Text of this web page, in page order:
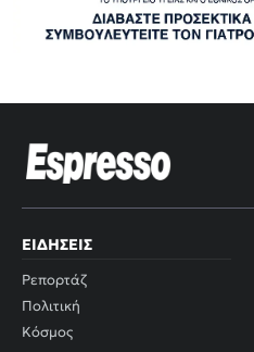
ΕΙΔΉΣΕΙΣ
Ρεπορτάζ
Πολιτική
Κόσμος